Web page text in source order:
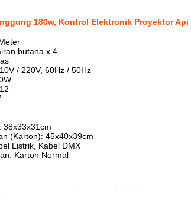
180w, Kontrol Elektronik Proyektor Api
butana x 4
/ 220V, 60Hz / 50Hz
38x33x31cm
(Karton): 45x40x39cm
Listrik, Kabel DMX
Karton Normal